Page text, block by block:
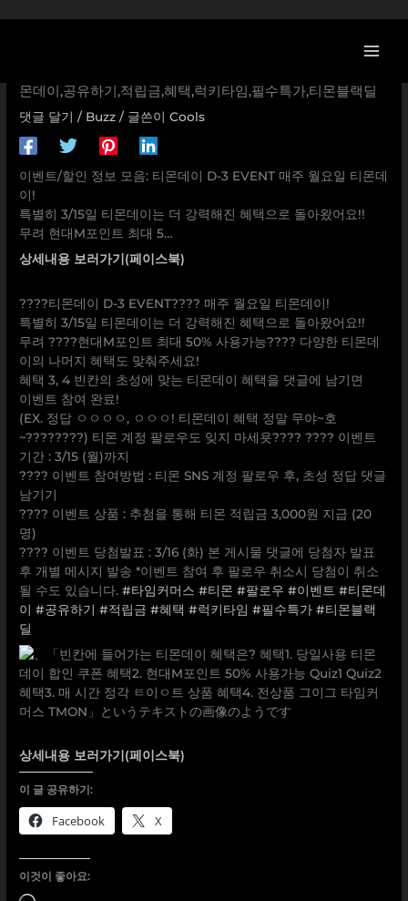
로
[티몬 이벤트] 티몬데이 D-3 EVENT 매주 월요일 티몬데이!
특별히 3/15일 티몬데이는 더 강력해진 혜택으로 돌아왔어요!!
몬데이,공유하기,적립금,혜택,럭키타임,필수특가,티몬블랙딜
댓글 달기 / Buzz / 글쓴이Cools
이벤트/할인 정보 모음: 티몬데이 D-3 EVENT 매주 월요일 티몬데
이!
특별히 3/15일 티몬데이는 더 강력해진 혜택으로 돌아왔어요!!
무려 현대M포인트 최대 5…
상세내용 보러가기(페이스북)
????티몬데이 D-3 EVENT???? 매주 월요일 티몬데이!
특별히 3/15일 티몬데이는 더 강력해진 혜택으로 돌아왔어요!!
무려 ????현대M포인트 최대 50% 사용가능???? 다양한 티몬데
이의 나머지 혜택도 맞춰주세요!
혜택 3, 4 빈칸의 초성에 맞는 티몬데이 혜택을 댓글에 남기면
이벤트 참여 완료!
(EX. 정답 ㅇㅇㅇㅇ, ㅇㅇㅇ! 티몬데이 혜택 정말 무야~호
~????????) 티몬 계정 팔로우도 잊지 마세욧???? ???? 이벤트
기간 : 3/15 (월)까지
???? 이벤트 참여방법 : 티몬 SNS 계정 팔로우 후, 초성 정답 댓글
남기기
???? 이벤트 상품 : 추첨을 통해 티몬 적립금 3,000원 지급 (20
명)
???? 이벤트 당첨발표 : 3/16 (화) 본 게시물 댓글에 당첨자 발표
후 개별 메시지 발송 *이벤트 참여 후 팔로우 취소시 당첨이 취소
될 수도 있습니다.#타임커머스 #티몬 #팔로우 #이벤트 #티몬데
이 #공유하기 #적립금 #혜택 #럭키타임 #필수특가 #티몬블랙
딜
상세내용 보러가기(페이스북)
이 글 공유하기:
Facebook X
이것이 좋아요: